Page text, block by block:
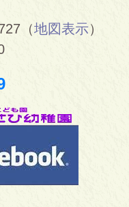
（地図表示）